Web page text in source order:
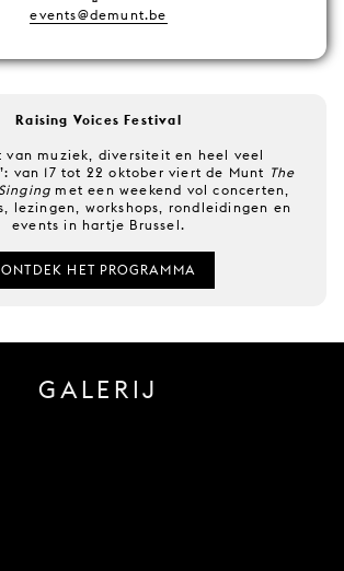
events@demunt.be
Raising Voices Festival
van muziek, diversiteit en heel veel
van 17 tot 22 oktober viert de Munt The
met een weekend vol concerten,
lezingen, workshops, rondleidingen en
events in hartje Brussel.
ONTDEK HET PROGRAMMA
GALERIJ